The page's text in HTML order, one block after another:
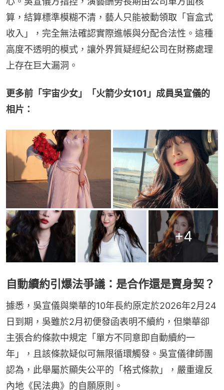
算，結算標準模糊不清，藝人只能被動領取「盲盒式
收入」，完全無法確認實際進帳與分配合法性。這種
高度不透明的模式，讓外界質疑經紀公司在財務處理
上存在巨大漏洞。
更多前「宇宙少女」「火箭少女101」成員吳宣儀的
相片：
+4
自動續約引爆法爭議：是合作還是賣身契？
據悉，吳宣儀與樂華的10年長約原定於2026年2月24
日到期，吳雖於2月初便發函表明不續約，但樂華卻
主張合約條款中規定「單方不同意即自動續約一
年」，且該條款疑似可無限循環觸發。吳宣儀律師團
認為，此舉屬於顯失公平的「格式條款」，嚴重違反
內地《民法典》的自願原則。